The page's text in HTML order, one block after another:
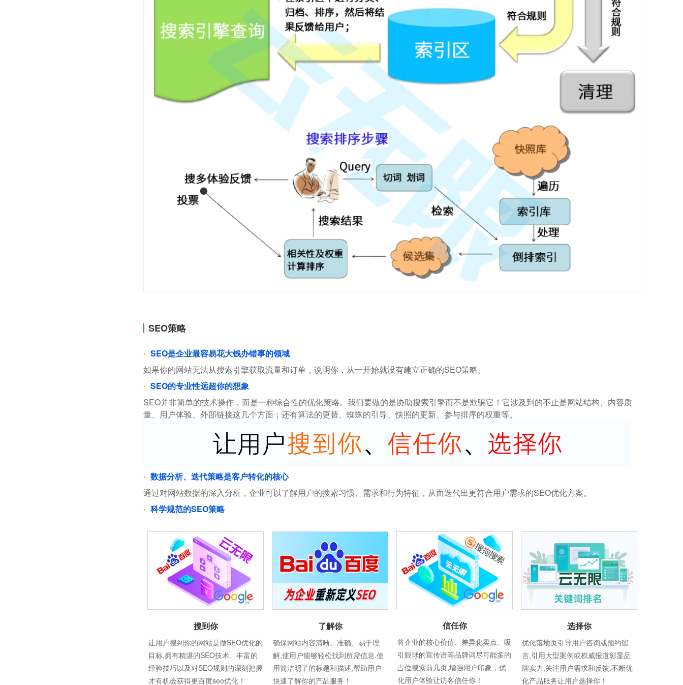
SEO策略
SEO是企业最容易花大钱办错事的领域
如果你的网站无法从搜索引擎获取流量和订单，说明你，从一开始就没有建立正确的SEO策略。
SEO的专业性远超你的想象
SEO并非简单的技术操作，而是一种综合性的优化策略。我们要做的是协助搜索引擎而不是欺骗它！它涉及到的不止是网站结构、内容质
量、用户体验、外部链接这几个方面；还有算法的更替、蜘蛛的引导、快照的更新、参与排序的权重等。
数据分析、迭代策略是客户转化的核心
通过对网站数据的深入分析，企业可以了解用户的搜索习惯、需求和行为特征，从而迭代出更符合用户需求的SEO优化方案。
科学规范的SEO策略
搜到你
让用户搜到你的网站是做SEO优化的
目标,拥有精湛的SEO技术、丰富的
经验技巧以及对SEO规则的深刻把握
才有机会获得更百度seo优化！
了解你
确保网站内容清晰、准确、易于理
解,使用户能够轻松找到所需信息.使
用简洁明了的标题和描述,帮助用户
快速了解你的产品服务！
信任你
将企业的核心价值、差异化卖点、吸
引眼球的宣传语等品牌词尽可能多的
占位搜索前几页,增强用户印象，优
化用户体验让访客信任你！
选择你
优化落地页引导用户咨询或预约留
言,引用大型案例或权威报道彰显品
牌实力,关注用户需求和反馈,不断优
化产品服务让用户选择你！